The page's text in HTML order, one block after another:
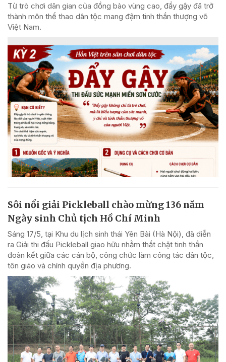
Từ trò chơi dân gian của đồng bào vùng cao, đẩy gậy đã trở
thành môn thể thao dân tộc mang đậm tinh thần thượng võ
Việt Nam.
Sôi nổi giải Pickleball chào mừng 136 năm
Ngày sinh Chủ tịch Hồ Chí Minh
Sáng 17/5, tại Khu du lịch sinh thái Yên Bài (Hà Nội), đã diễn
ra Giải thi đấu Pickleball giao hữu nhằm thắt chặt tinh thần
đoàn kết giữa các cán bộ, công chức làm công tác dân tộc,
tôn giáo và chính quyền địa phương.